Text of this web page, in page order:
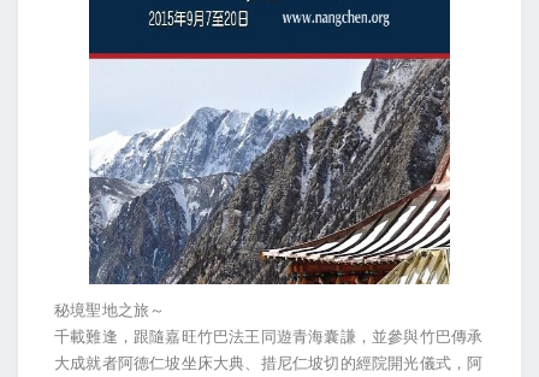
秘境聖地之旅～
千載難逢，跟隨嘉旺竹巴法王同遊青海囊謙，並參與竹巴傳承
大成就者阿德仁坡坐床大典、措尼仁坡切的經院開光儀式，阿